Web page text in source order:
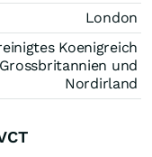
London
Koenigreich
Grossbritannien und
Nordirland